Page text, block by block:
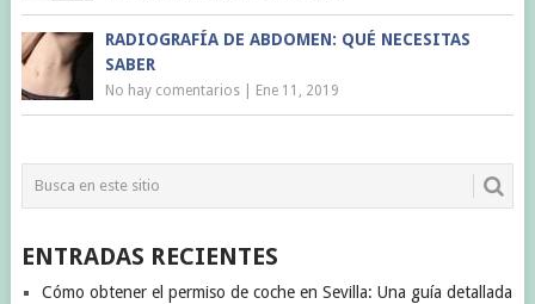
RADIOGRAFÍA DE ABDOMEN: QUÉ NECESITAS
SABER
No hay comentarios| Ene 11, 2019
ENTRADAS RECIENTES
Cómo obtener el permiso de coche en Sevilla: Una guía detallada